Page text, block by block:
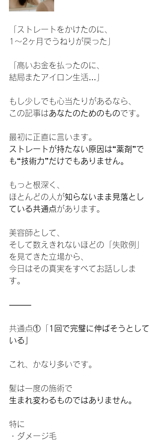
「ストレートをかけたのに、
1〜2ヶ月でうねりが戻った」
「高いお金を払ったのに、
結局またアイロン生活…」
もし少しでも心当たりがあるなら、
この記事はあなたのためのものです。
最初に正直に言います。
ストレートが持たない原因は“薬剤”で
も“技術力”だけでもありません。
もっと根深く、
ほとんどの人が知らないまま見落とし
ている共通点があります。
美容師として、
そして数えきれないほどの「失敗例」
を見てきた立場から、
今日はその真実をすべてお話ししま
す。
⸻
共通点①「
1回で完璧に伸ばそうとして
いる」
これ、かなり多いです。
髪は一度の施術で
生まれ変わるものではありません。
特に
・ダメージ毛